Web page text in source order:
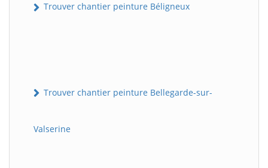
Trouver chantier peinture Béligneux
Trouver chantier peinture Bellegarde-sur-
Valserine